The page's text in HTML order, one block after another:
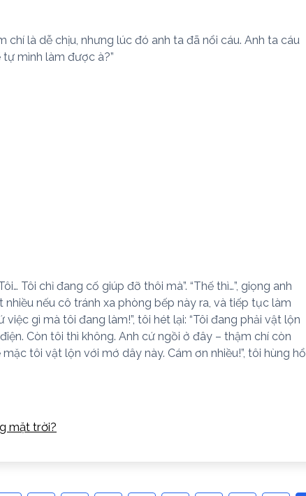
chí là dễ chịu, nhưng lúc đó anh ta đã nổi cáu. Anh ta cáu
tự mình làm được à?”
Tôi chỉ đang cố giúp đỡ thôi mà”. “Thế thì…”, giọng anh
nhiều nếu cô tránh xa phòng bếp này ra, và tiếp tục làm
gì mà tôi đang làm!”, tôi hét lại: “Tôi đang phải vật lộn
Còn tôi thì không. Anh cứ ngồi ở đây – thậm chí còn
tôi vật lộn với mớ dây này. Cám ơn nhiều!”, tôi hùng hổ
mặt trời?